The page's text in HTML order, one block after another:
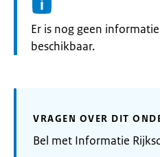
Informatie:
Er is nog geen
beschikbaar.
VRAGEN OVER DIT
Bel met Informatie